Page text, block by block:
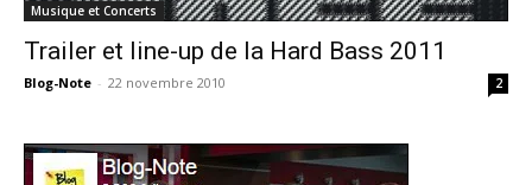
Musique et Concerts
Trailer et line-up de la Hard Bass 2011
Blog-Note - 22 novembre 2010 2